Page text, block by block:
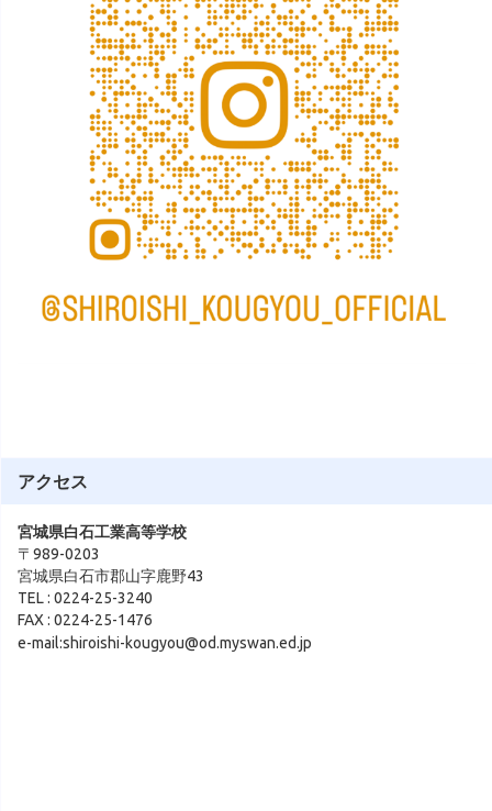
アクセス
宮城県白石工業高等学校
〒989-0203
宮城県白石市郡山字鹿野43
TEL : 0224-25-3240
FAX : 0224-25-1476
e-mail:shiroishi-kougyou@od.myswan.ed.jp